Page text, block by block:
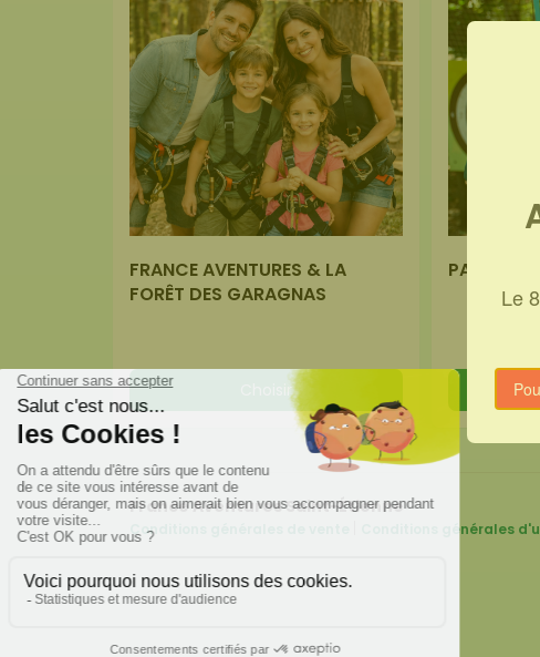
FRANCE AVENTURES & LA
FORÊT DES GARAGNAS
Choisir
PACK
France Aventures Saint-Étienne
Conditions générales de vente Conditions générales
Le